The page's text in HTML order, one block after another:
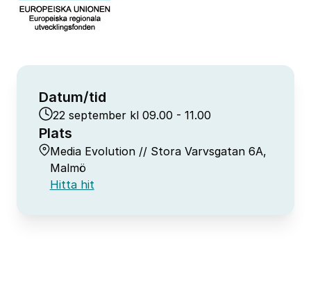
Datum/tid
22 september kl 09.00 - 11.00
Plats
Media Evolution // Stora Varvsgatan 6A,
Malmö
Hitta hit